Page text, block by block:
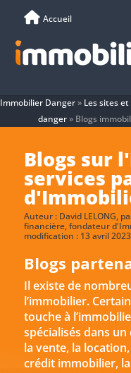
Immobilier Danger» Les sites
danger» Blogs
Blogs sur
services
Auteur : David LELONG,
financière, fondateur
modification : 13 avril 2023
Blogs
Il existe de
l’immobilier.
touche à
spécialisés dans
la vente, la
crédit immobilier,
Accueil